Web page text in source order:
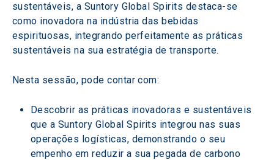
sustentáveis, a Suntory Global Spirits destaca-se
como inovadora na indústria das bebidas
espirituosas, integrando perfeitamente as práticas
sustentáveis na sua estratégia de transporte.
Nesta sessão, pode contar com:
Descobrir as práticas inovadoras e sustentáveis
que a Suntory Global Spirits integrou nas suas
operações logísticas, demonstrando o seu
empenho em reduzir a sua pegada de carbono